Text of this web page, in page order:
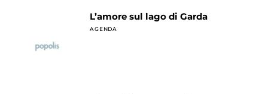
L’amore sul lago di Garda
AGENDA